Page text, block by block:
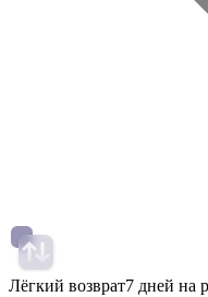
Лёгкий возврат7 дней на